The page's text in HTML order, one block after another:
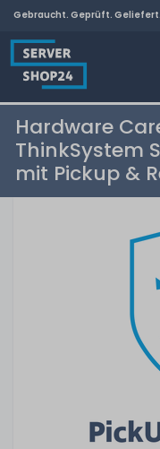
Gebraucht. Geprüft. Geliefert.
Hardware
ThinkSystem
mit Pickup &